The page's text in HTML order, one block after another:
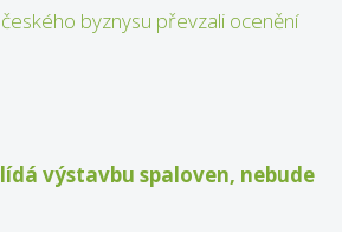
byznysu převzali ocenění
výstavbu spaloven, nebude